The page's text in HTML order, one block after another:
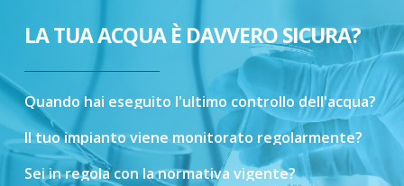
LA TUA ACQUA È DAVVERO SICURA?
Quando hai eseguito l'ultimo controllo dell'acqua?
Il tuoimpianto viene monitorato regolarmente?
Seiinregola con lanormativa vigente?